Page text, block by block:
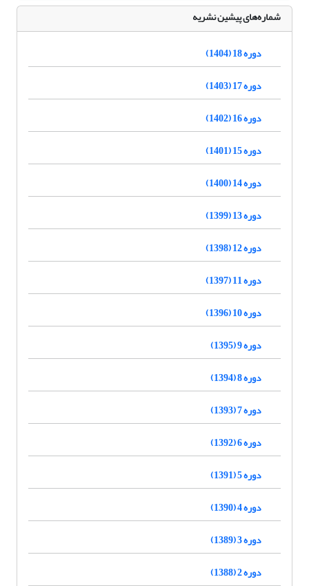
شماره‌های پیشین نشریه
دوره 18 (1404)
دوره 17 (1403)
دوره 16 (1402)
دوره 15 (1401)
دوره 14 (1400)
دوره 13 (1399)
دوره 12 (1398)
دوره 11 (1397)
دوره 10 (1396)
دوره 9 (1395)
دوره 8 (1394)
دوره 7 (1393)
دوره 6 (1392)
دوره 5 (1391)
دوره 4 (1390)
دوره 3 (1389)
دوره 2 (1388)